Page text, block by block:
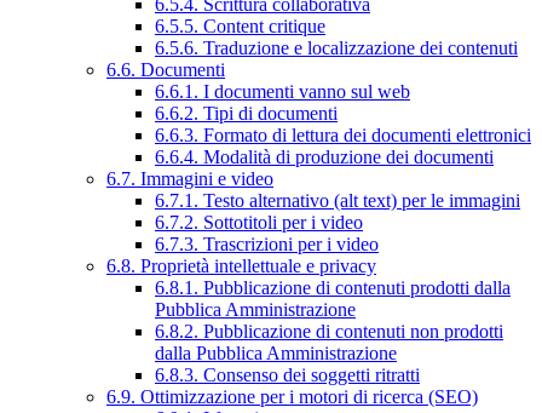
6.5.5. Content critique
6.5.6. Traduzione e localizzazione dei contenuti
6.6. Documenti
6.6.1. I documenti vanno sul web
6.6.2. Tipi di documenti
6.6.3. Formato di lettura dei documenti elettronici
6.6.4. Modalità di produzione dei documenti
6.7. Immagini e video
6.7.1. Testo alternativo (alt text) per le immagini
6.7.2. Sottotitoli per i video
6.7.3. Trascrizioni per i video
6.8. Proprietà intellettuale e privacy
6.8.1. Pubblicazione di contenuti prodotti dalla
Pubblica Amministrazione
6.8.2. Pubblicazione di contenuti non prodotti
dalla Pubblica Amministrazione
6.8.3. Consenso dei soggetti ritratti
6.9. Ottimizzazione per i motori di ricerca (SEO)